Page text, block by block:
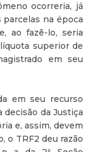
ocorreria, já
na época
ao fazê-lo, seria
superior de
em seu
em seu recurso
da Justiça
e, assim, devem
o TRF2 deu razão